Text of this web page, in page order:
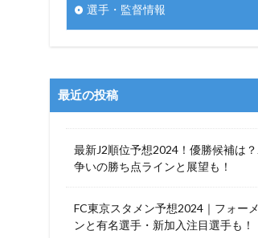
選手・監督情報
最近の投稿
最新J2順位予想2024！優勝候補は
争いの勝ち点ラインと展望も！
FC東京スタメン予想2024｜フォー
ンと有名選手・新加入注目選手も！